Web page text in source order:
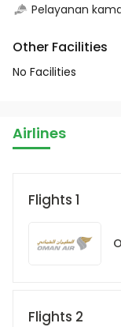
Pelayanan
Other Facilities
No Facilities
Airlines
Flights 1
Flights 2